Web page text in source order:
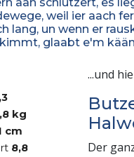
weil ier aach
lang, un wenn er
glaabt e'm
kg
cm
8,8
...und
Der